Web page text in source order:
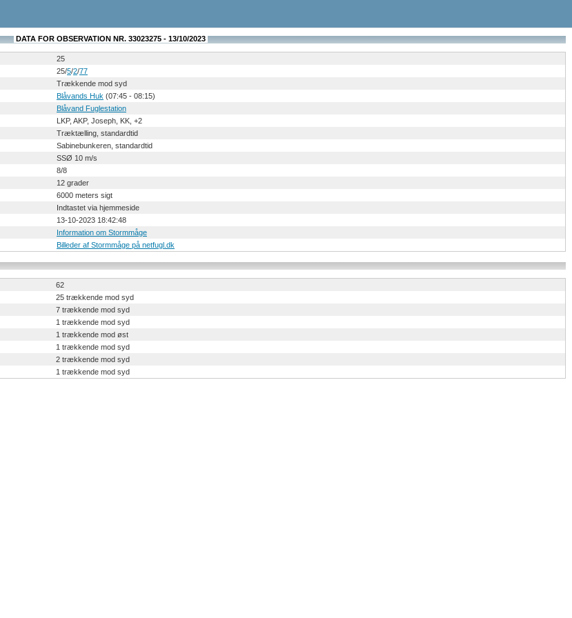
DATA FOR OBSERVATION NR. 33023275 - 13/10/2023
25
25/5/2/77
Trækkende mod syd
Blåvands Huk (07:45 - 08:15)
Blåvand Fuglestation
LKP, AKP, Joseph, KK, +2
Træktælling, standardtid
Sabinebunkeren, standardtid
SSØ 10 m/s
8/8
12 grader
6000 meters sigt
Indtastet via hjemmeside
13-10-2023 18:42:48
Information om Stormmåge
Billeder af Stormmåge på netfugl.dk
62
25 trækkende mod syd
7 trækkende mod syd
1 trækkende mod syd
1 trækkende mod øst
1 trækkende mod syd
2 trækkende mod syd
1 trækkende mod syd